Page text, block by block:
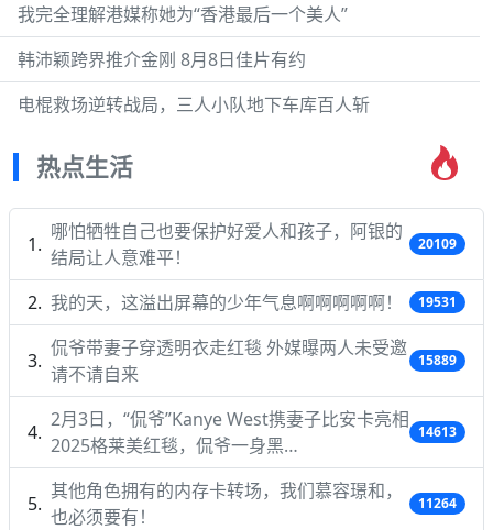
我完全理解港媒称她为“香港最后一个美人”
韩沛颖跨界推介金刚 8月8日佳片有约
电棍救场逆转战局，三人小队地下车库百人斩
热点生活
哪怕牺牲自己也要保护好爱人和孩子，阿银的
结局让人意难平！
20109
我的天，这溢出屏幕的少年气息啊啊啊啊啊！ 19531
侃爷带妻子穿透明衣走红毯 外媒曝两人未受邀
请不请自来
15889
2月3日，“侃爷”Kanye West携妻子比安卡亮相
2025格莱美红毯，侃爷一身黑…
14613
其他角色拥有的内存卡转场，我们慕容璟和，
也必须要有！
11264